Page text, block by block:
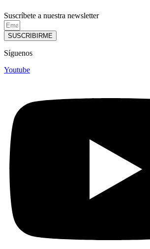
Suscríbete a nuestra newsletter
SUSCRIBIRME
Síguenos
Youtube